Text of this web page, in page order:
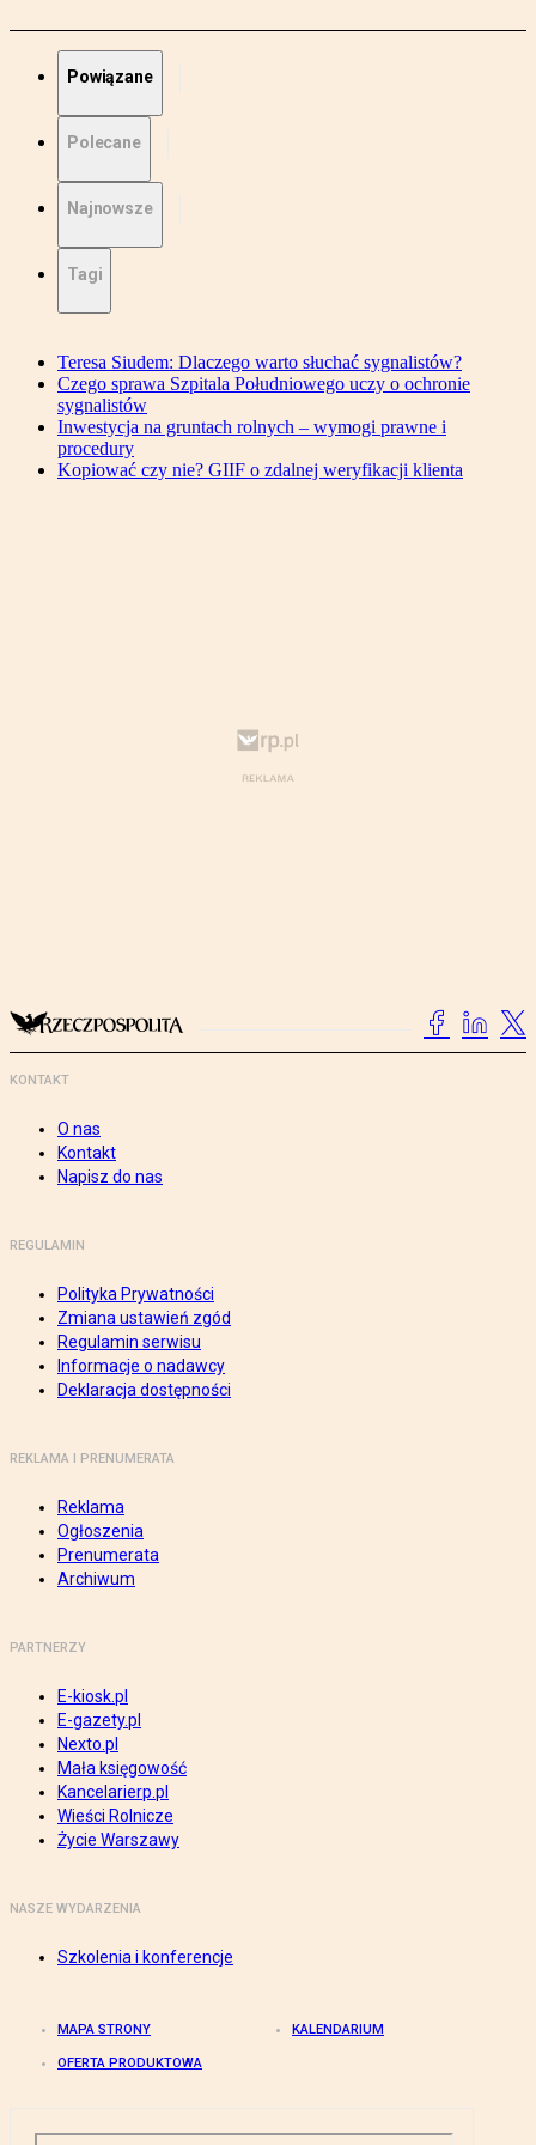
Powiązane
Polecane
Najnowsze
Tagi
Teresa Siudem: Dlaczego warto słuchać sygnalistów?
Czego sprawa Szpitala Południowego uczy o ochronie
sygnalistów
Inwestycja na gruntach rolnych – wymogi prawne i
procedury
Kopiować czy nie? GIIF o zdalnej weryfikacji klienta
KONTAKT
O nas
Kontakt
Napisz do nas
REGULAMIN
Polityka Prywatności
Zmiana ustawień zgód
Regulamin serwisu
Informacje o nadawcy
Deklaracja dostępności
REKLAMA I PRENUMERATA
Reklama
Ogłoszenia
Prenumerata
Archiwum
PARTNERZY
E-kiosk.pl
E-gazety.pl
Nexto.pl
Mała księgowość
Kancelarierp.pl
Wieści Rolnicze
Życie Warszawy
NASZE WYDARZENIA
Szkolenia i konferencje
MAPA STRONY KALENDARIUM
OFERTA PRODUKTOWA